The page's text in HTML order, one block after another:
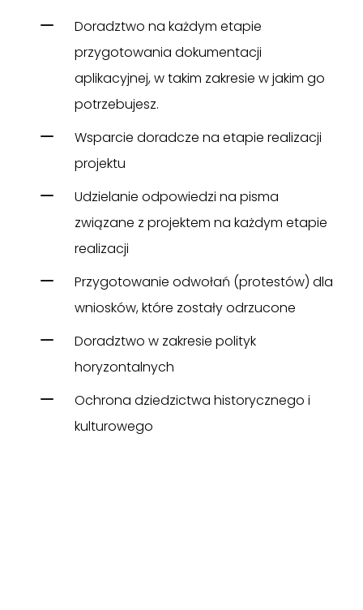
Doradztwo na każdym etapie
przygotowania dokumentacji
aplikacyjnej, w takim zakresie w jakim go
potrzebujesz.
Wsparcie doradcze na etapie realizacji
projektu
Udzielanie odpowiedzi na pisma
związane z projektem na każdym etapie
realizacji
Przygotowanie odwołań (protestów) dla
wniosków, które zostały odrzucone
Doradztwo w zakresie polityk
horyzontalnych
Ochrona dziedzictwa historycznego i
kulturowego